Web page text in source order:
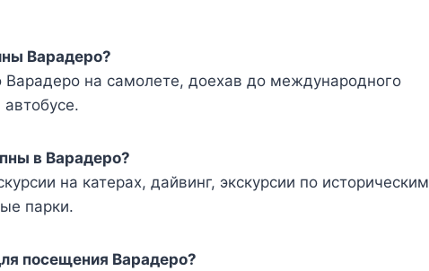
Варадеро?
на самолете, доехав до международного
в Варадеро?
на катерах, дайвинг, экскурсии по историческим
парки.
посещения Варадеро?